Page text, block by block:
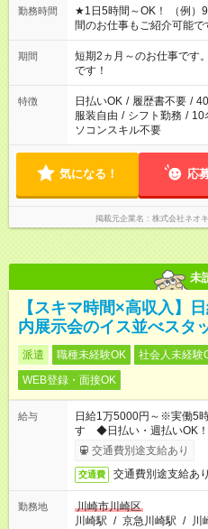
勤務時間
★1日5時間～OK！ （例）
間のお仕事もご紹介可能で
週最低15時間以上の勤務
期間
短期2ヵ月～のお仕事で
です！
特徴 日払いOK / 履歴書不要 /
服装自由 / シフト勤務 / 10
ソコンスキル不要
気になる！ 応
掲載元企業名 株式会社ネオ
未
【スキマ時間×高収入】
内展示会のイス並べスタ
派遣 職種未経験OK 社会人未経験
WEB登録・面接OK
給与
日給1万5000円～※実働5
す ◆日払い・週払いOK！
異なります
交通費別途支給あり
交通費 交通費別途支給あ
勤務地
川崎市川崎区
川崎駅 / 京急川崎駅 / 川